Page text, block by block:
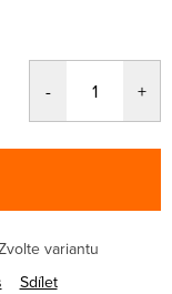
variantu
Sdílet